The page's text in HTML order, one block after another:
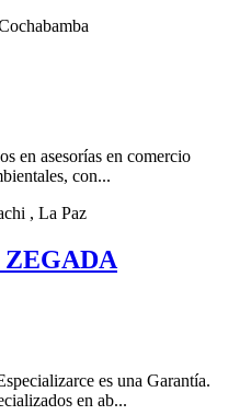
en asesorías en comercio
con...
, La Paz
es una Garantía.
en ab...